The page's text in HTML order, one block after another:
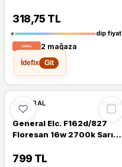
318,75 TL
dip fiyat
2 mağaza
İdefix
Git
%6
GENERAL stokta
General Elc. F162d/827
Floresan 16w 2700k Sarı
799 TL